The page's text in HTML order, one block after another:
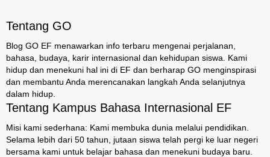
Tentang GO
Blog GO EF menawarkan info terbaru mengenai perjalanan,
bahasa, budaya, karir internasional dan kehidupan siswa. Kami
hidup dan menekuni hal ini di EF dan berharap GO menginspirasi
dan membantu Anda merencanakan langkah Anda selanjutnya
dalam hidup.
Tentang Kampus Bahasa Internasional EF
Misi kami sederhana: Kami membuka dunia melalui pendidikan.
Selama lebih dari 50 tahun, jutaan siswa telah pergi ke luar negeri
bersama kami untuk belajar bahasa dan menekuni budaya baru.